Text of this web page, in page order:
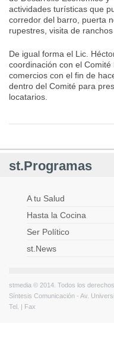
actividades turísticas que
corredor del barro, puerta
rupestres, visita de ranchos
De igual forma el Lic.
coordinación con el
comercios con el fin de
dentro del Comité para
locatarios.
st.Programas
A tu Salud
Hasta la Cocina
Ser Político
st.News
stmedia © 2014. Todos los
Síntesis Comunicación - Av.
Tel. | Fax